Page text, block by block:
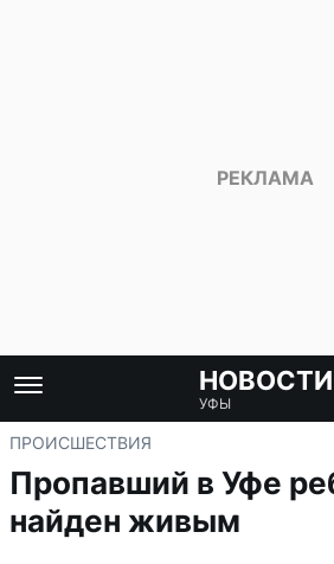
НОВОСТИ
УФЫ
ПРОИСШЕСТВИЯ
Пропавший в Уфе
найден живым